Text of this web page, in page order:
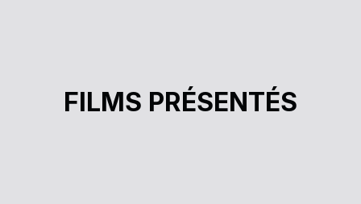
FILMS PRÉSENTÉS
LA LÉGENDE DU PAPILLON
Sophie Roy